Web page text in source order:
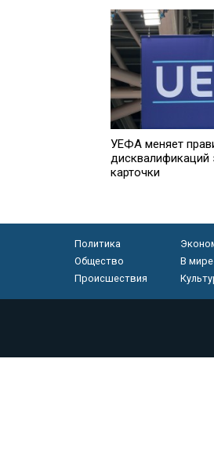
УЕФА меняет
дисквалификаций
карточки
Политика
Общество
В мире
Происшествия
Федеральной службе по